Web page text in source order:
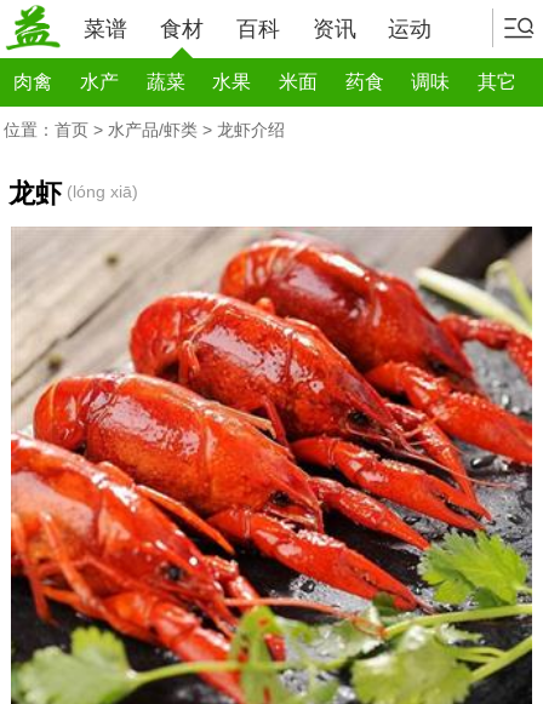
菜谱 食材 百科 资讯 运动
肉禽 水产 蔬菜 水果 米面 药食 调味 其它
位置： 首页 > 水产品/虾类 > 龙虾介绍
龙虾 (lóng xiā)